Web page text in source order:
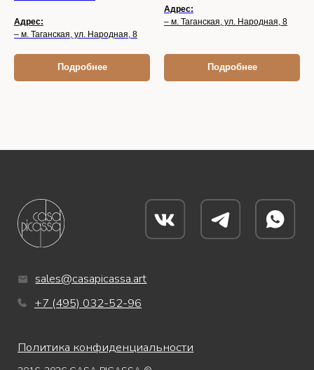
Адрес:
– м. Таганская, ул. Народная, 8
Подробнее
Адрес:
– м. Таганская, ул. Народная, 8
Подробнее